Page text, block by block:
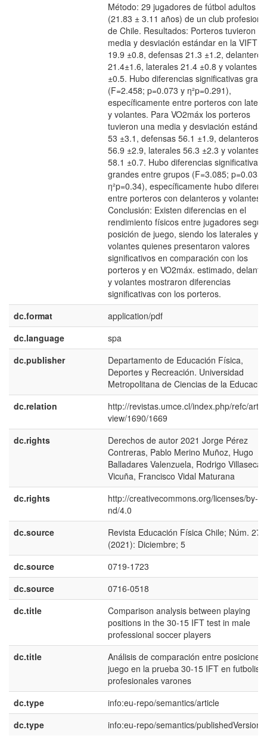
Método: 29 jugadores de fútbol adultos
(21.83 ± 3.11 años) de un club
de Chile. Resultados: Porteros tuvieron
media y desviación estándar en la VIFT
19.9 ±0.8, defensas 21.3 ±1.2, delanteros
21.4±1.6, laterales 21.4 ±0.8 y volantes
±0.5. Hubo diferencias significativas
(F=2.458; p=0.073 y η²p=0.291),
específicamente entre porteros con
y volantes. Para VO2máx los porteros
tuvieron una media y desviación
53 ±3.1, defensas 56.1 ±1.9, delanteros
56.9 ±2.9, laterales 56.3 ±2.3 y volantes
58.1 ±0.7. Hubo diferencias significativas
grandes entre grupos (F=3.085; p=0.035
η²p=0.34), específicamente hubo
entre porteros con delanteros y volantes.
Conclusión: Existen diferencias en el
rendimiento físicos entre jugadores según
posición de juego, siendo los laterales y
volantes quienes presentaron valores
significativos en comparación con los
porteros y en VO2máx. estimado,
y volantes mostraron diferencias
significativas con los porteros.
dc.format
application/pdf
dc.language
spa
dc.publisher
Departamento de Educación Física,
Deportes y Recreación. Universidad
Metropolitana de Ciencias de la
dc.relation
http://revistas.umce.cl/index.php/refc/
view/1690/1669
dc.rights
Derechos de autor 2021 Jorge Pérez
Contreras, Pablo Merino Muñoz, Hugo
Balladares Valenzuela, Rodrigo Villaseca
Vicuña, Francisco Vidal Maturana
dc.rights
http://creativecommons.org/licenses/by-
nd/4.0
dc.source
Revista Educación Física Chile; Núm. 273
(2021): Diciembre; 5
dc.source
0719-1723
dc.source
0716-0518
dc.title
Comparison analysis between playing
positions in the 30-15 IFT test in male
professional soccer players
dc.title
Análisis de comparación entre posiciones
juego en la prueba 30-15 IFT en
profesionales varones
dc.type
info:eu-repo/semantics/article
dc.type
info:eu-repo/semantics/publishedVersion